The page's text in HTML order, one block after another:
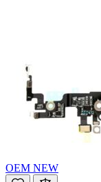
OEM NEW